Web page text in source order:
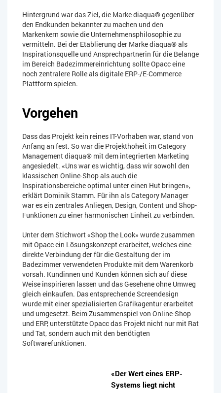
Hintergrund war das Ziel, die Marke diaqua® gegenüber
den Endkunden bekannter zu machen und den
Markenkern sowie die Unternehmensphilosophie zu
vermitteln. Bei der Etablierung der Marke diaqua® als
Inspirationsquelle und Ansprechpartnerin für die Belange
im Bereich Badezimmereinrichtung sollte Opacc eine
noch zentralere Rolle als digitale ERP-/E-Commerce
Plattform spielen.
Vorgehen
Dass das Projekt kein reines IT-Vorhaben war, stand von
Anfang an fest. So war die Projekthoheit im Category
Management diaqua® mit dem integrierten Marketing
angesiedelt. «Uns war es wichtig, dass wir sowohl den
klassischen Online-Shop als auch die
Inspirationsbereiche optimal unter einen Hut bringen»,
erklärt Dominik Stamm. Für ihn als Category Manager
war es ein zentrales Anliegen, Design, Content und Shop-
Funktionen zu einer harmonischen Einheit zu verbinden.
Unter dem Stichwort «Shop the Look» wurde zusammen
mit Opacc ein Lösungskonzept erarbeitet, welches eine
direkte Verbindung der für die Gestaltung der im
Badezimmer verwendeten Produkte mit dem Warenkorb
vorsah. Kundinnen und Kunden können sich auf diese
Weise inspirieren lassen und das Gesehene ohne Umweg
gleich einkaufen. Das entsprechende Screendesign
wurde mit einer spezialisierten Grafikagentur erarbeitet
und umgesetzt. Beim Zusammenspiel von Online-Shop
und ERP, unterstützte Opacc das Projekt nicht nur mit Rat
und Tat, sondern auch mit den benötigten
Softwarefunktionen.
«Der Wert eines ERP-
Systems liegt nicht